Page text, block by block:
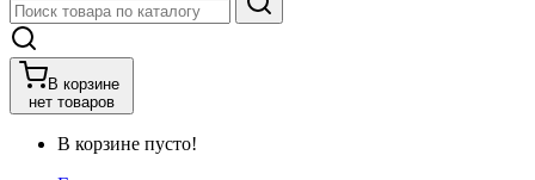
В корзине
нет товаров
В корзине пусто!